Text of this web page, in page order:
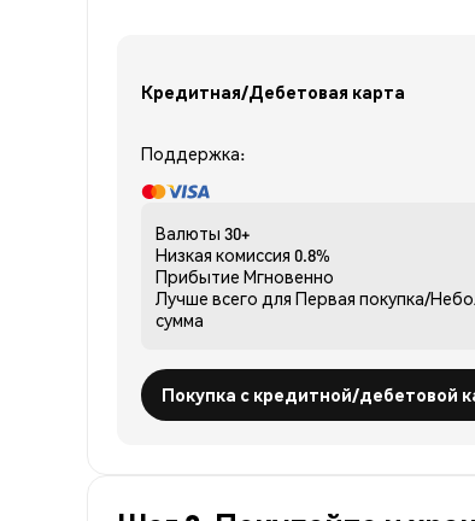
Кредитная/Дебетовая карта
Поддержка:
Валюты 30+
Низкая комиссия 0.8%
Прибытие Мгновенно
Лучше всего для Первая покупка/
сумма
Покупка с кредитной/дебетовой